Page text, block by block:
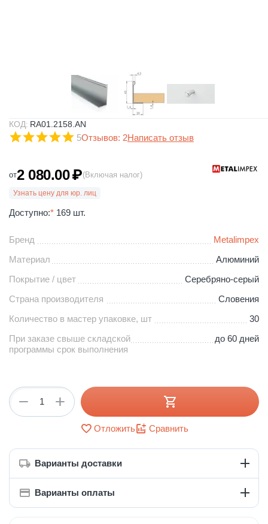
КОД: RA01.2158.AN
5Отзывов: 2Написать отзыв
от2 080.00₽(Включая налог)
Узнать цену для юр. лиц
Доступно:* 169 шт.
Бренд
Metalimpex
Материал
Алюминий
Покрытие / цвет
Серебряно-серый
Страна производителя
Словения
Количество в мастер упаковке, шт
30
При заказе свыше складской
программы срок выполнения
до 60 дней
+
−
Отложить Сравнить
Варианты доставки
Варианты оплаты